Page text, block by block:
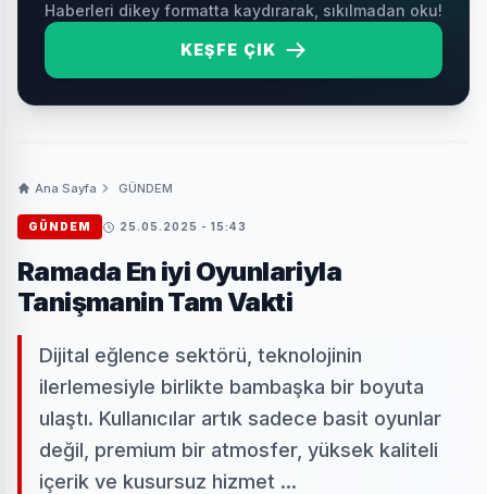
Haberleri dikey formatta kaydırarak, sıkılmadan oku!
KEŞFE ÇIK
Ana Sayfa GÜNDEM
GÜNDEM 25.05.2025 - 15:43
Ramada En iyi Oyunlariyla
Tanişmanin Tam Vakti
Dijital eğlence sektörü, teknolojinin
ilerlemesiyle birlikte bambaşka bir boyuta
ulaştı. Kullanıcılar artık sadece basit oyunlar
değil, premium bir atmosfer, yüksek kaliteli
içerik ve kusursuz hizmet ...